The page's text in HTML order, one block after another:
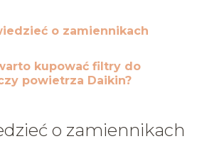
o zamiennikach
kupować filtry do
powietrza Daikin?
o zamiennikach